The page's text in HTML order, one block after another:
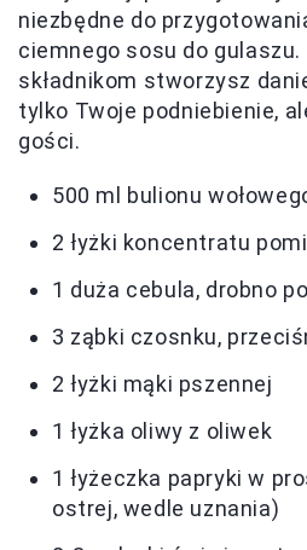
niezbędne do
ciemnego sosu do gulaszu.
składnikom stworzysz
tylko Twoje podniebienie,
gości.
500 ml bulionu
2 łyżki koncentratu
1 duża cebula, drobno
3 ząbki czosnku,
2 łyżki mąki pszennej
1 łyżka oliwy z oliwek
1 łyżeczka papryki w
ostrej, wedle uznania)